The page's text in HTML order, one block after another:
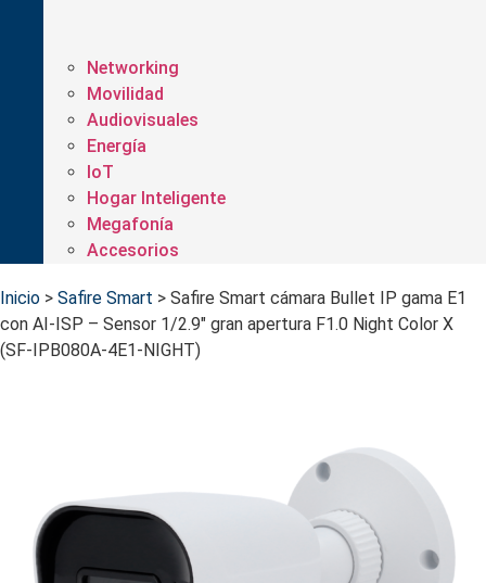
Networking
Movilidad
Audiovisuales
Energía
IoT
Hogar Inteligente
Megafonía
Accesorios
Inicio > Safire Smart > Safire Smart cámara Bullet IP gama E1
con AI-ISP – Sensor 1/2.9" gran apertura F1.0 Night Color X
(SF-IPB080A-4E1-NIGHT)